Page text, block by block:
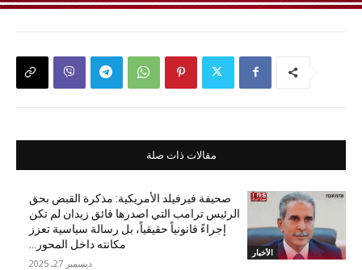
مقالات ذات صلة
الأخبار
صحيفة فيرفيلد الأمريكية: مذكرة القبض بحق
الرئيس ترامب التي اصدرها فائق زيدان لم تكن
إجراءً قانونياً حقيقياً، بل رسالة سياسية تعزز
مكانته داخل المحور...
ديسمبر 27, 2025